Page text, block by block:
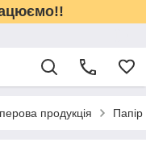
продукція